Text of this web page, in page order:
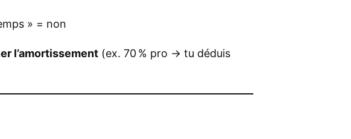
» = non
l’amortissement (ex. 70 % pro → tu déduis